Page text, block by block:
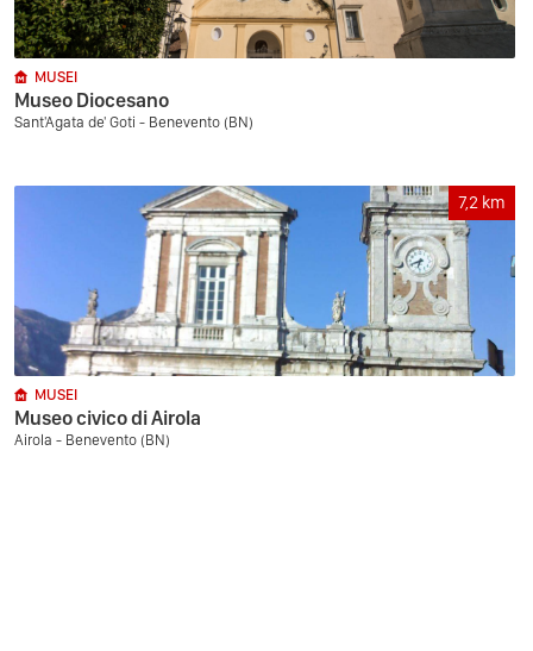
MUSEI
Museo Diocesano
Sant'Agata de' Goti - Benevento (BN)
7,2 km
MUSEI
Museo civico di Airola
Airola - Benevento (BN)